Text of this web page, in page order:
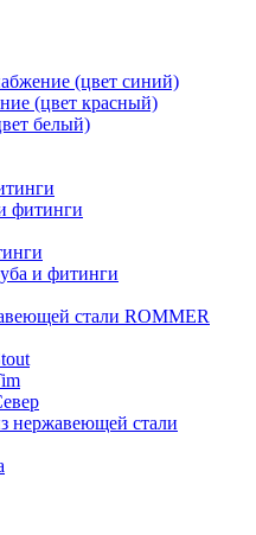
(цвет синий)
(цвет красный)
белый)
фитинги
и фитинги
стали ROMMER
нержавеющей стали